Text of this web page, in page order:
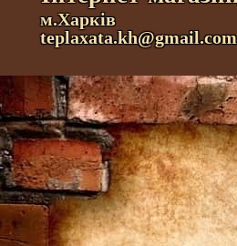
м.Харків
teplaxata.kh@gmail.com